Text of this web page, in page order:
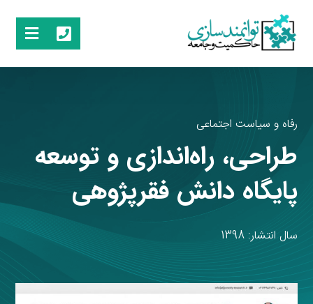
رفاه و سیاست اجتماعی
طراحی، راه‌اندازی و توسعه
پایگاه دانش فقرپژوهی
سال انتشار: 1398